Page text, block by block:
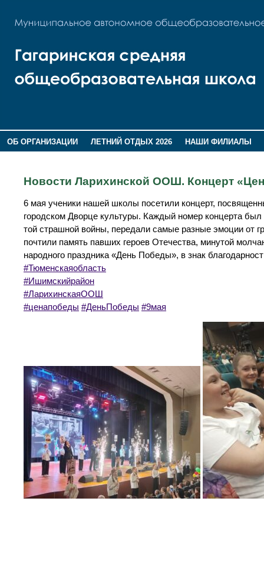
ОБ ОРГАНИЗАЦИИ ЛЕТНИЙ ОТДЫХ 2026
НАШИ ФИЛИАЛЫ
Новости Ларихинской ООШ. Концерт
6 мая ученики нашей школы посетили концерт,
городском Дворце культуры. Каждый номер концерта был
той страшной войны, передали самые разные эмоции от
почтили память павших героев Отечества, минутой
народного праздника «День Победы», в знак
#Тюменскаяобласть
#Ишимскийрайон
#ЛарихинскаяООШ
#ценапобеды #ДеньПобеды #9мая